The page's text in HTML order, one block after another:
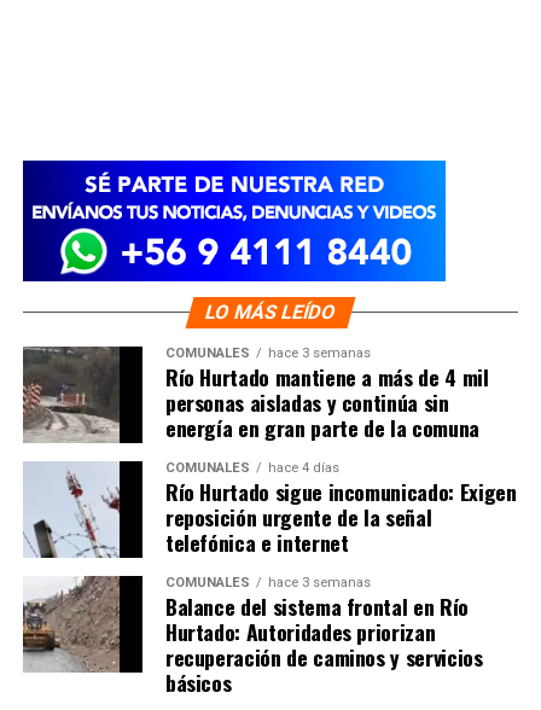
LO MÁS LEÍDO
COMUNALES hace 3 semanas
Río Hurtado mantiene a más de 4 mil
personas aisladas y continúa sin
energía en gran parte de la comuna
COMUNALES hace 4 días
Río Hurtado sigue incomunicado: Exigen
reposición urgente de la señal
telefónica e internet
COMUNALES hace 3 semanas
Balance del sistema frontal en Río
Hurtado: Autoridades priorizan
recuperación de caminos y servicios
básicos